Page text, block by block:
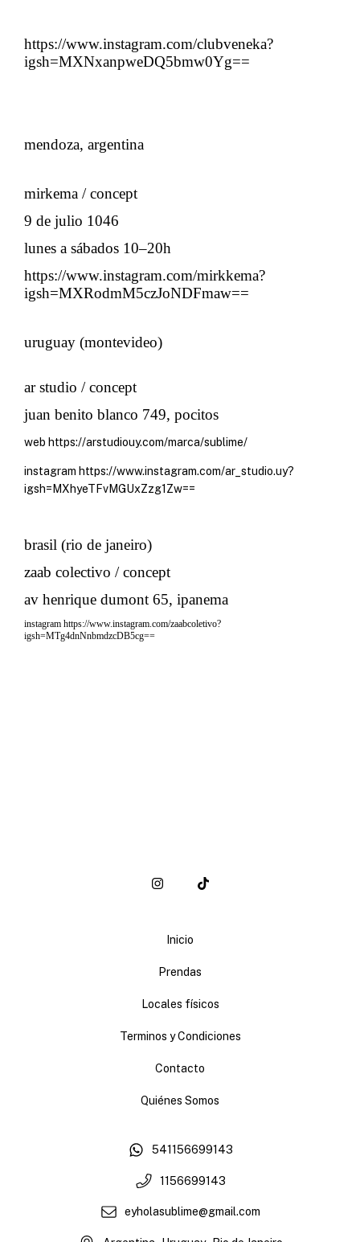
https://www.instagram.com/clubveneka?
igsh=MXNxanpweDQ5bmw0Yg==
mendoza, argentina
mirkema / concept
9 de julio 1046
lunes a sábados 10–20h
https://www.instagram.com/mirkkema?
igsh=MXRodmM5czJoNDFmaw==
uruguay (montevideo)
ar studio / concept
juan benito blanco 749, pocitos
web https://arstudiouy.com/marca/sublime/
instagram https://www.instagram.com/ar_studio.uy?
igsh=MXhyeTFvMGUxZzg1Zw==
brasil (rio de janeiro)
zaab colectivo / concept
av henrique dumont 65, ipanema
instagram https://www.instagram.com/zaabcoletivo?
igsh=MTg4dnNnbmdzcDB5cg==
Inicio
Prendas
Locales físicos
Terminos y Condiciones
Contacto
Quiénes Somos
541156699143
1156699143
eyholasublime@gmail.com